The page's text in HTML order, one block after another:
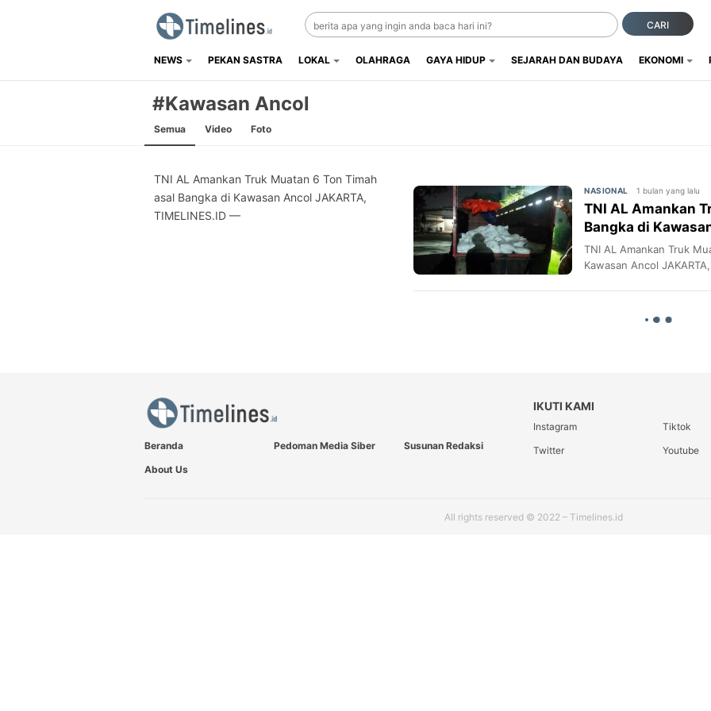
Timelines.id
Media Literasi, Sejarah & Budaya
CARI
NEWS PEKAN SASTRA LOKAL OLAHRAGA GAYA HIDUP SEJARAH DAN BUDAYA EKONOMI
#Kawasan Ancol
Semua Video Foto
TNI AL Amankan Truk Muatan 6 Ton Timah
asal Bangka di Kawasan Ancol JAKARTA,
TIMELINES.ID —
NASIONAL 1 bulan yang lalu
TNI AL Amankan
Bangka di
TNI AL Amankan Truk
Kawasan Ancol
Beranda Pedoman Media Siber
Susunan Redaksi
About Us
IKUTI KAMI
Instagram Tiktok
Twitter
Youtube
All rights reserved © 2022 – Timelines.id